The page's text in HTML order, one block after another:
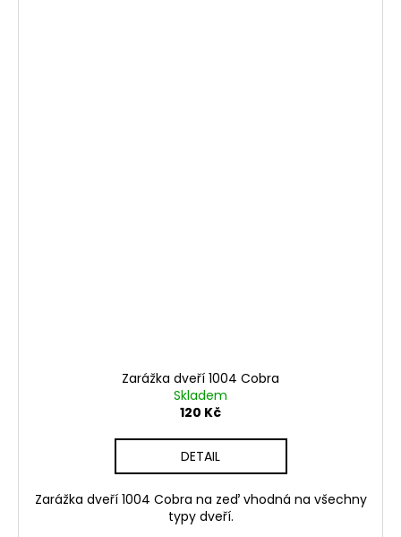
Zarážka dveří 1004 Cobra
Skladem
120 Kč
DETAIL
Zarážka dveří 1004 Cobra na zeď vhodná na všechny
typy dveří.